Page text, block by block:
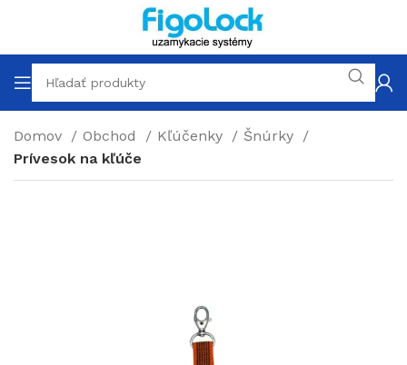
Domov Obchod Kľúčenky
Šnúrky
Prívesok na kľúče